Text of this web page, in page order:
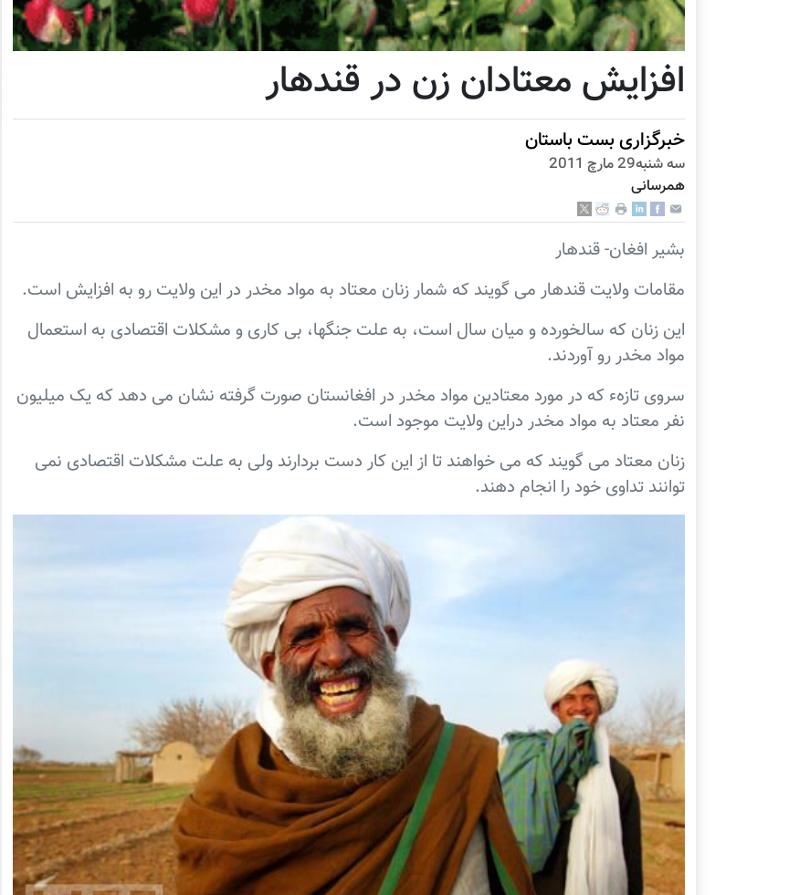
افزایش معتادان زن در قندهار
خبرگزاری بست باستان
سه شنبه29 مارچ 2011
همرسانی
بشیر افغان- قندهار
مقامات ولایت قندهار می گویند که شمار زنان معتاد به مواد مخدر در این ولایت رو به افزایش است.
این زنان که سالخورده و میان سال است، به علت جنگها، بی کاری و مشکلات اقتصادی به استعمال
مواد مخدر رو آوردند.
سروی تازهء که در مورد معتادین مواد مخدر در افغانستان صورت گرفته نشان می دهد که یک میلیون
نفر معتاد به مواد مخدر دراین ولایت موجود است.
زنان معتاد می گویند که می خواهند تا از این کار دست بردارند ولی به علت مشکلات اقتصادی نمی
توانند تداوی خود را انجام دهند.